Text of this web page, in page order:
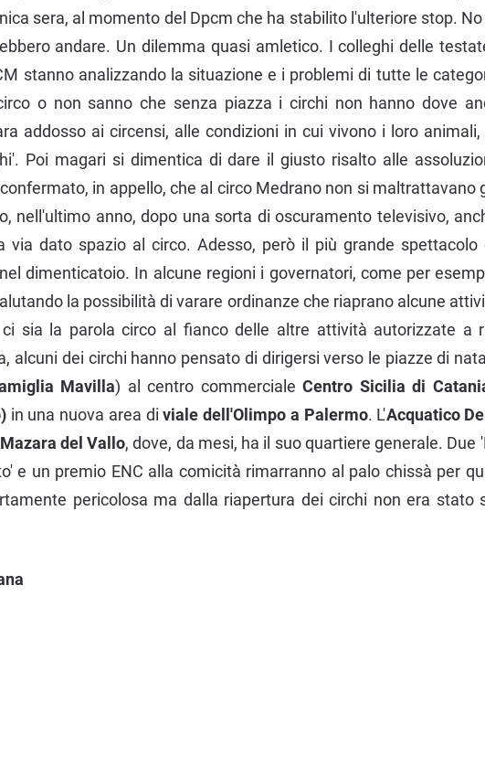
sera, al momento del Dpcm che ha stabilito l'ulteriore stop.
andare. Un dilemma quasi amletico. I colleghi delle
stanno analizzando la situazione e i problemi di tutte le
o non sanno che senza piazza i circhi non hanno dove
addosso ai circensi, alle condizioni in cui vivono i loro
Poi magari si dimentica di dare il giusto risalto alle
in appello, che al circo Medrano non si maltrattavano
nell'ultimo anno, dopo una sorta di oscuramento televisivo,
via dato spazio al circo. Adesso, però il più grande spettacolo
dimenticatoio. In alcune regioni i governatori, come per
la possibilità di varare ordinanze che riaprano alcune
sia la parola circo al fianco delle altre attività autorizzate a
alcuni dei circhi hanno pensato di dirigersi verso le piazze di
Mavilla) al centro commercialeCentro Sicilia di
in una nuova area diviale dell'Olimpo a Palermo. L'Acquatico
Mazara del Vallo, dove, da mesi, ha il suo quartiere generale. Due
e un premio ENC alla comicità rimarranno al palo chissà per
pericolosa ma dalla riapertura dei circhi non era stato